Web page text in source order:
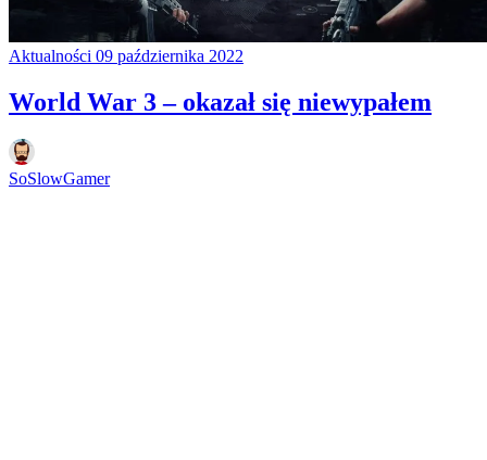
Aktualności 09 października 2022
World War 3 – okazał się niewypałem
SoSlowGamer